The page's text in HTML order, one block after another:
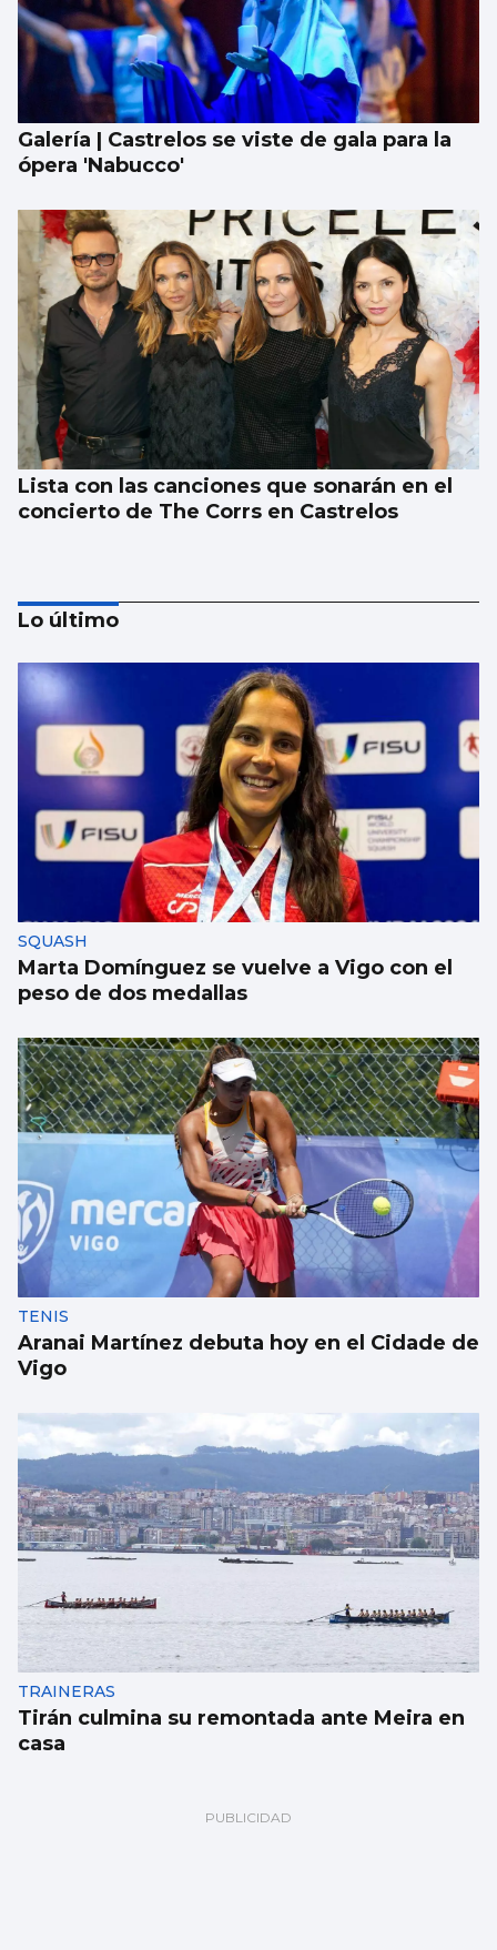
Galería | Castrelos se viste de gala para la
ópera 'Nabucco'
Lista con las canciones que sonarán en el
concierto de The Corrs en Castrelos
Chocolate es el sabor que transporta al
verano
Lo último
SQUASH
Marta Domínguez se vuelve a Vigo con el
peso de dos medallas
TENIS
Aranai Martínez debuta hoy en el Cidade de
Vigo
TRAINERAS
Tirán culmina su remontada ante Meira en
casa